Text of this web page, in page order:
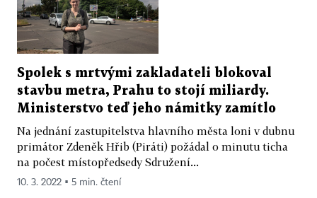
Spolek s mrtvými zakladateli blokoval
stavbu metra, Prahu to stojí miliardy.
Ministerstvo teď jeho námitky zamítlo
Na jednání zastupitelstva hlavního města loni v dubnu
primátor Zdeněk Hřib (Piráti) požádal o minutu ticha
na počest místopředsedy Sdružení...
10. 3. 2022 ▪ 5 min. čtení